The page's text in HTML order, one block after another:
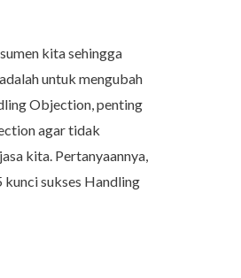
kita sehingga
untuk mengubah
Objection, penting
agar tidak
kita. Pertanyaannya,
kunci sukses Handling